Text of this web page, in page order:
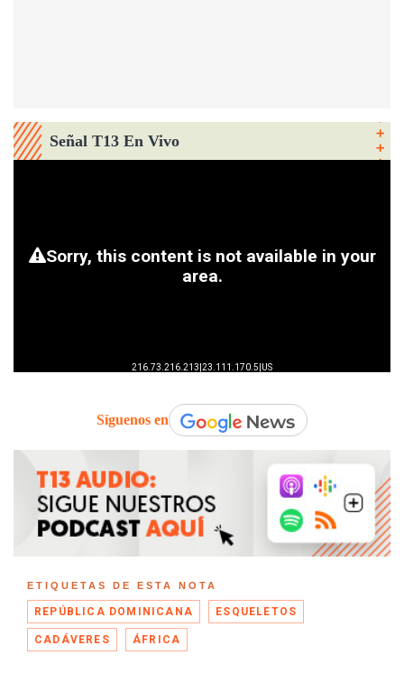
Señal T13 En Vivo
Síguenos en
ETIQUETAS DE ESTA NOTA
REPÚBLICA DOMINICANA ESQUELETOS
CADÁVERES ÁFRICA